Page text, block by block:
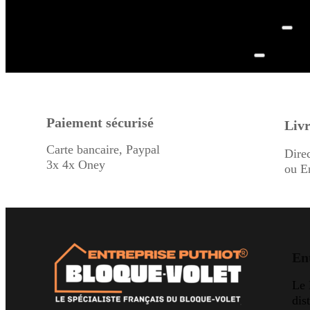
Paiement sécurisé
Carte bancaire, Paypal
3x 4x Oney
ou
Le